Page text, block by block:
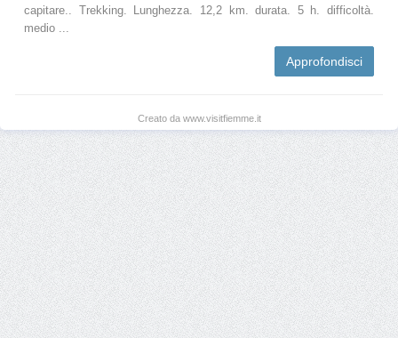
capitare.. Trekking. Lunghezza. 12,2 km. durata. 5 h. difficoltà.
medio ...
Approfondisci
Creato da www.visitfiemme.it